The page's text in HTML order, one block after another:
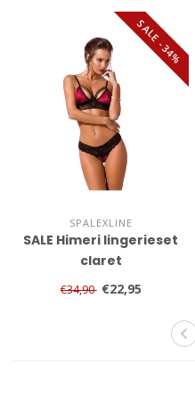
SALE -34%
SPALEXLINE
SALE Himeri lingerieset
claret
€34,90 €22,95